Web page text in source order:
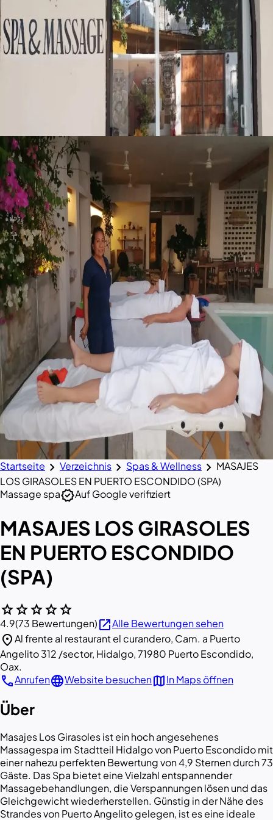
Startseite chevron_right Verzeichnis chevron_right Spas & Wellness chevron_right MASAJES
LOS GIRASOLES EN PUERTO ESCONDIDO (SPA)
Massage spaverifiedAuf Google verifiziert
MASAJES LOS GIRASOLES
EN PUERTO ESCONDIDO
(SPA)
starstarstarstarstar
4.9(73 Bewertungen)open_in_newAlle Bewertungen sehen
location_onAl frente al restaurant el curandero, Cam. a Puerto
Angelito 312 /sector, Hidalgo, 71980 Puerto Escondido,
Oax.
callAnrufenlanguageWebsite besuchenmapIn Maps öffnen
Über
Masajes Los Girasoles ist ein hoch angesehenes
Massagespa im Stadtteil Hidalgo von Puerto Escondido mit
einer nahezu perfekten Bewertung von 4,9 Sternen durch 73
Gäste. Das Spa bietet eine Vielzahl entspannender
Massagebehandlungen, die Verspannungen lösen und das
Gleichgewicht wiederherstellen. Günstig in der Nähe des
Strandes von Puerto Angelito gelegen, ist es eine ideale